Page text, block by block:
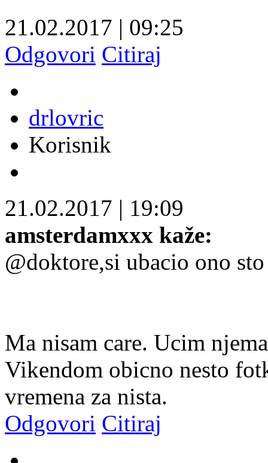
21.02.2017 | 09:25
Odgovori Citiraj
drlovric
Korisnik
21.02.2017 | 19:09
amsterdamxxx kaže:
@doktore,si ubacio ono
Ma nisam care. Ucim
Vikendom obicno nesto
vremena za nista.
Odgovori Citiraj